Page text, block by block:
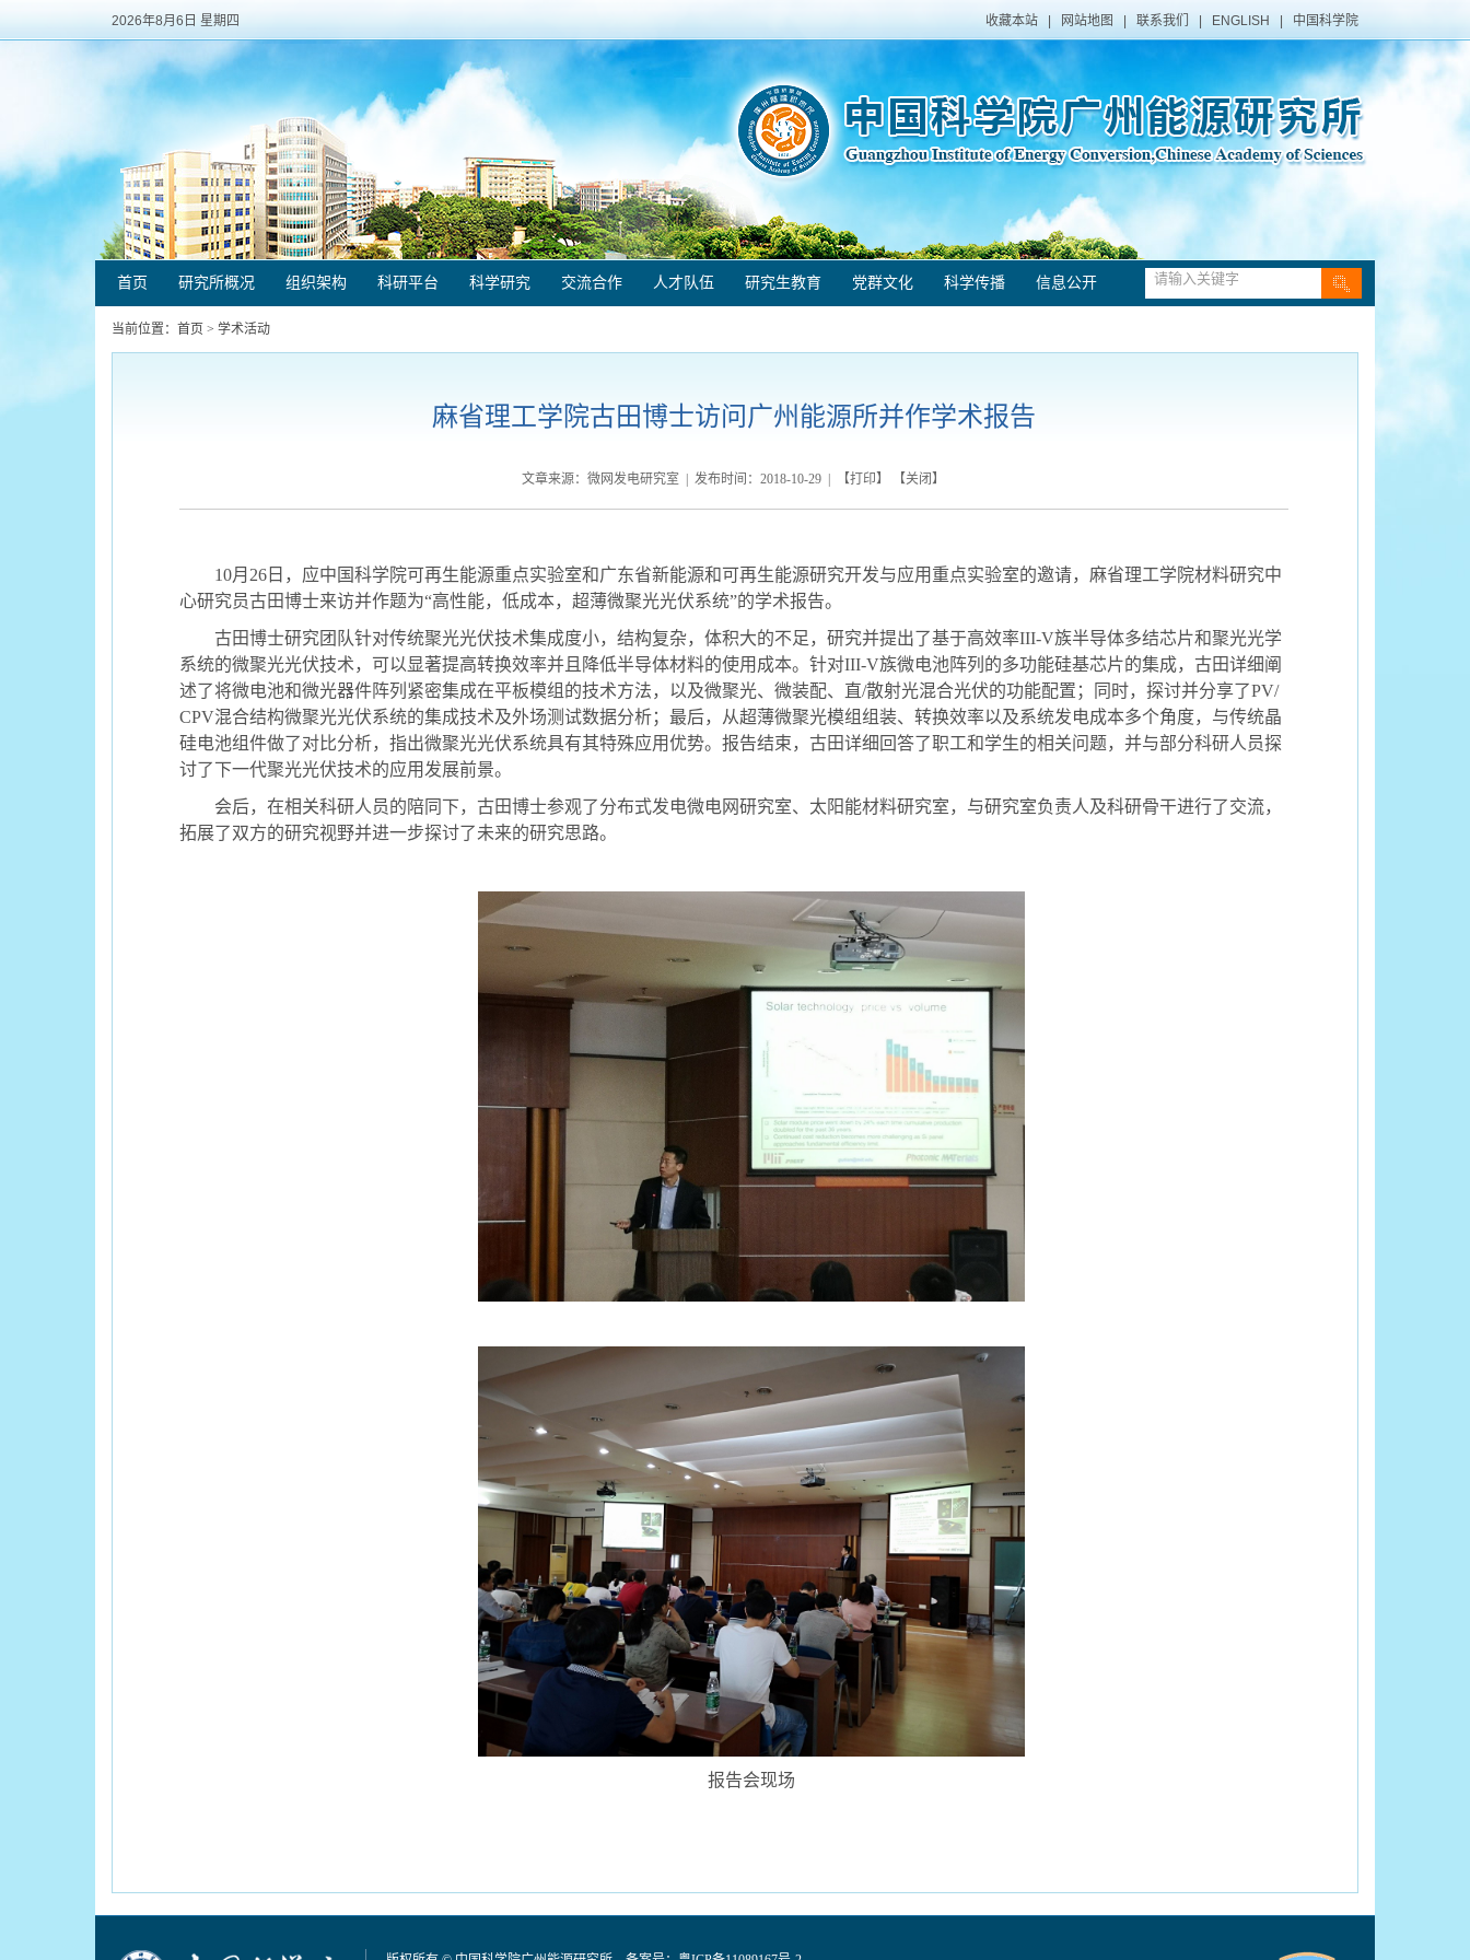
2026年8月6日 星期四 收藏本站 网站地图 联系我们 ENGLISH 中国科学院
首页 研究所概况 组织架构 科研平台 科学研究 交流合作 人才队伍 研究生教育 党群文化 科学传播 信息公开
当前位置： 首页 > 学术活动
麻省理工学院古田博士访问广州能源所并作学术报告
文章来源：微网发电研究室 | 发布时间：2018-10-29 | 【打印】 【关闭 】
10月 26 日，应中国科学院可再生能源重点实验室和广东省新能源和可再生能源研究开发与应用重点实验室的邀请，麻省理工学院材料研究中
心研究员古田博士来访并作题为“高性能，低成本，超薄微聚光光伏系统”的学术报告。
古田博士研究团队针对传统聚光光伏技术集成度小，结构复杂，体积大的不足，研究并提出了基于高效率III-V族半导体多结芯片和聚光光学
系统的微聚光光伏技术，可以显著提高转换效率并且降低半导体材料的使用成本。针对III-V族微电池阵列的多功能硅基芯片的集成，古田详细阐
述了将微电池和微光器件阵列紧密集成在平板模组的技术方法，以及微聚光、微装配、直/散射光混合光伏的功能配置；同时，探讨并分享了PV/
CPV混合结构微聚光光伏系统的集成技术及外场测试数据分析；最后，从超薄微聚光模组组装、转换效率以及系统发电成本多个角度，与传统晶
硅电池组件做了对比分析，指出微聚光光伏系统具有其特殊应用优势。报告结束，古田详细回答了职工和学生的相关问题，并与部分科研人员探
讨了下一代聚光光伏技术的应用发展前景。
会后，在相关科研人员的陪同下，古田博士参观了分布式发电微电网研究室、太阳能材料研究室，与研究室负责人及科研骨干进行了交流，
拓展了双方的研究视野并进一步探讨了未来的研究思路。
报告会现场